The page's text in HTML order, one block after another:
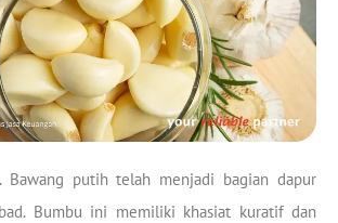
Bawang putih telah menjadi bagian dapur
Bumbu ini memiliki khasiat kuratif dan